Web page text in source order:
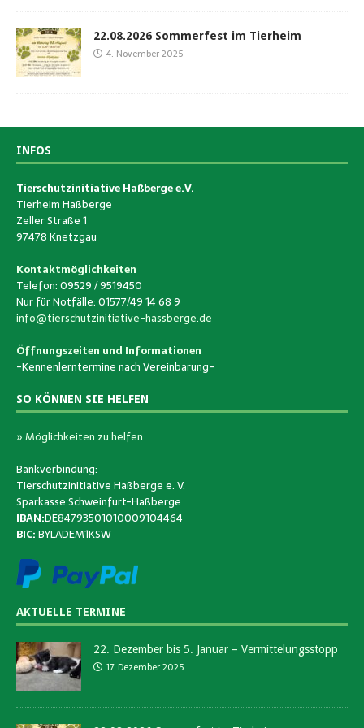
22.08.2026 Sommerfest im Tierheim
4. November 2025
INFOS
Tierschutzinitiative Haßberge e.V.
Tierheim Haßberge
Zeller Straße 1
97478 Knetzgau
Kontaktmöglichkeiten
Telefon: 09529 / 9519450
Nur für Notfälle: 01577/49 14 68 9
info@tierschutzinitiative-hassberge.de
Öffnungszeiten und Informationen
-Kennenlerntermine nach Vereinbarung-
SO KÖNNEN SIE HELFEN
» Möglichkeiten zu helfen
Bankverbindung:
Tierschutzinitiative Haßberge e. V.
Sparkasse Schweinfurt-Haßberge
IBAN:DE84793501010009104464
BIC:BYLADEM1KSW
AKTUELLE TERMINE
22. Dezember bis 5. Januar – Vermittelungsstopp
17. Dezember 2025